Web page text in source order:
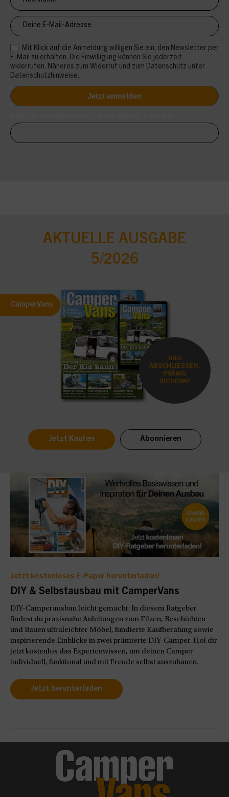
Mit Klick auf die Anmeldung willigen Sie ein, den Newsletter per
E-Mail zu erhalten. Die Einwilligung können Sie jederzeit
widerrufen. Näheres zum Widerruf und zum Datenschutz unter
Datenschutzhinweise.
AKTUELLE AUSGABE
5/2026
CamperVans
ABO
ABSCHLIESSEN,
PRÄMIE
SICHERN!
Jetzt Kaufen Abonnieren
Jetzt kostenloses E-Paper herunterladen!
DIY & Selbstausbau mit CamperVans
DIY-Camperausbau leicht gemacht: In diesem Ratgeber
findest du praxisnahe Anleitungen zum Filzen, Beschichten
und Bauen ultraleichter Möbel, fundierte Kaufberatung sowie
inspirierende Einblicke in zwei prämierte DIY-Camper. Hol dir
jetzt kostenlos das Expertenwissen, um deinen Camper
individuell, funktional und mit Freude selbst auszubauen.
Jetzt herunterladen